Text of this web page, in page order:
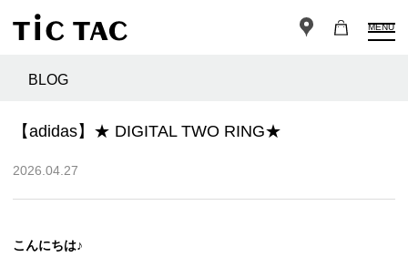
MENU
BLOG
【adidas】★ DIGITAL TWO RING★
2026.04.27
こんにちは♪